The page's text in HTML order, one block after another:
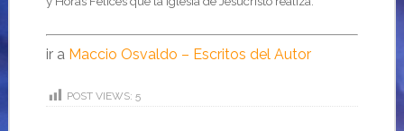
ir a Maccio Osvaldo – Escritos del Autor
POST VIEWS: 5